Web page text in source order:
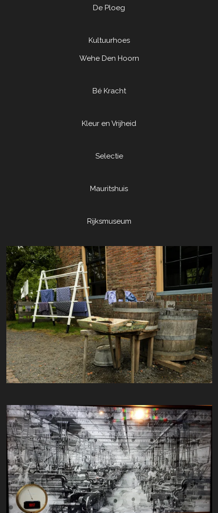
De Ploeg
Kultuurhoes
Wehe Den Hoorn
Bé Kracht
Kleur en Vrijheid
Selectie
Mauritshuis
Rijksmuseum